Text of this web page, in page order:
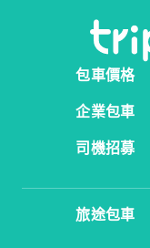
包車價格
企業包車
司機招募
旅途包車